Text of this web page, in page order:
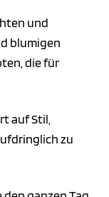
und
blumigen
die für
auf Stil,
zu